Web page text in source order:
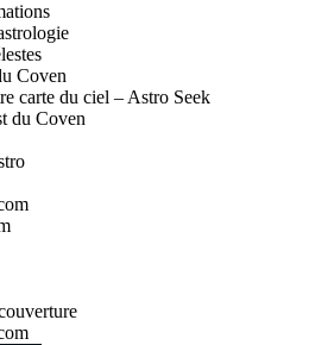
Coven⁠⁠⁠⁠⁠
carte du ciel – Astro Seek⁠⁠⁠⁠⁠
du Coven⁠⁠